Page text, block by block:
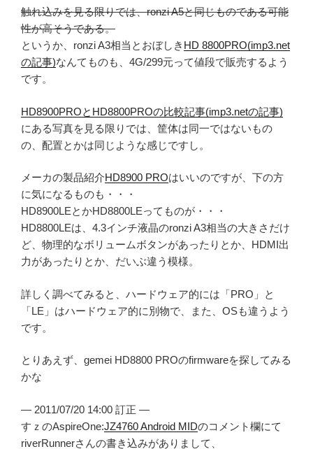
触れ込みを見る限りでは、ronzi A5と同じものである可能
性が高そうである。
というか、ronzi A3相当とおぼしき HD 8800PRO(imp3.net
の記事)なんてものも、4G/299元って値段で販売するよう
です。
HD8900PROとHD8800PROの比較記事(imp3.netの記事)
にある写真を見る限りでは、筐体は同一ではないもの
の、配置とかは同じような感じですし。
メーカの製品紹介HD8900 PROはいいのですが、下の方
に気になるものも・・・
HD8900LEとかHD8800LEってものが・・・
HD8800LEは、4.3インチ液晶のronzi A3相当の大きさだけ
ど、物理的なボリュームボタンがあったりとか、HDMI出
力があったりとか、だいぶ違う模様。
詳しく調べてみると、ハードウェア的には「PRO」と
「LE」はハードウェア的に別物で、また、OSも違うよう
です。
とりあえず、gemei HD8800 PROのfirmwareを探してみる
かな
— 2011/07/20 14:00 訂正 —
すｚのAspireOne:JZ4760 Android MIDのコメント欄にて
riverRunnerさんの書き込みがありまして、